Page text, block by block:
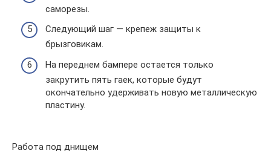
саморезы.
Следующий шаг — крепеж защиты к
брызговикам.
На переднем бампере остается только
закрутить пять гаек, которые будут
окончательно удерживать новую металлическую
пластину.
Работа под днищем